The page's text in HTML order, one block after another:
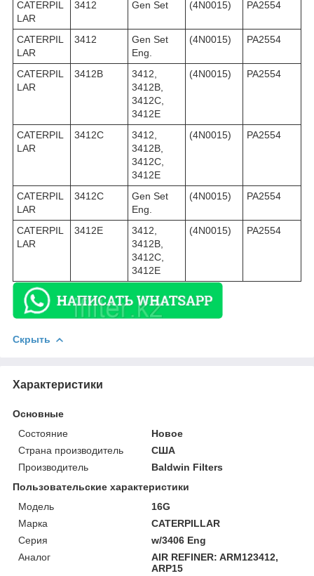
CATERPIL
LAR
3412 Gen Set (4N0015) PA2554
CATERPIL
LAR
3412
Gen Set
Eng.
(4N0015) PA2554
CATERPIL
LAR
3412B
3412,
3412B,
3412C,
3412E
(4N0015) PA2554
CATERPIL
LAR
3412C
3412,
3412B,
3412C,
3412E
(4N0015) PA2554
CATERPIL
LAR
3412C
Gen Set
Eng.
(4N0015) PA2554
CATERPIL
LAR
3412E
3412,
3412B,
3412C,
3412E
(4N0015) PA2554
Скрыть
Характеристики
Основные
Состояние
Новое
Страна производитель
США
Производитель
Baldwin Filters
Пользовательские характеристики
Модель
16G
Марка
CATERPILLAR
Серия
w/3406 Eng
Аналог
AIR REFINER: ARM123412,
ARP15